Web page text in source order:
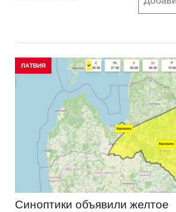
ЛАТВИЯ
Синоптики объявили желтое